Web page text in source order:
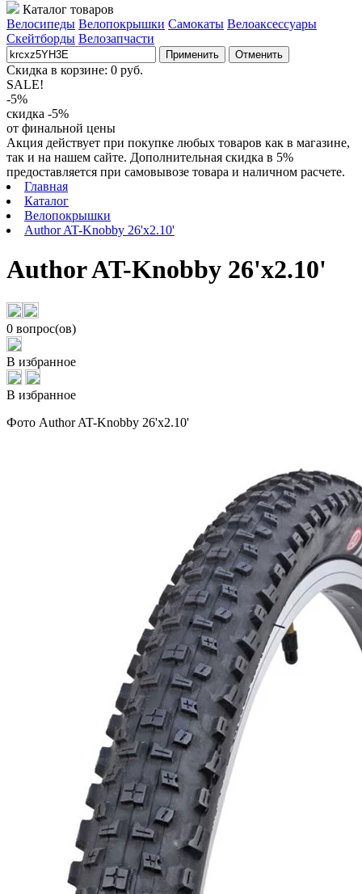
Каталог товаров
Велосипеды Велопокрышки Самокаты Велоаксессуары
Скейтборды Велозапчасти
Применить Отменить
Скидка в корзине: 0 руб.
SALE!
-5%
скидка -5%
от финальной цены
Акция действует при покупке любых товаров как в магазине,
так и на нашем сайте. Дополнительная скидка в 5%
предоставляется при самовывозе товара и наличном расчете.
Главная
Каталог
Велопокрышки
Author AT-Knobby 26'x2.10'
Author AT-Knobby 26'x2.10'
0 вопрос(ов)
В избранное
В избранное
Фото Author AT-Knobby 26'x2.10'